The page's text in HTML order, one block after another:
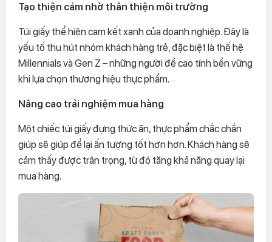
Tạo thiện cảm nhờ thân thiện môi trường
Túi giấy thể hiện cam kết xanh của doanh nghiệp. Đây là
yếu tố thu hút nhóm khách hàng trẻ, đặc biệt là thế hệ
Millennials và Gen Z – những người đề cao tính bền vững
khi lựa chọn thương hiệu thực phẩm.
Nâng cao trải nghiệm mua hàng
Một chiếc túi giấy đựng thức ăn, thực phẩm chắc chắn
giúp sẽ giúp để lại ấn tượng tốt hơn hơn. Khách hàng sẽ
cảm thấy được trân trọng, từ đó tăng khả năng quay lại
mua hàng.